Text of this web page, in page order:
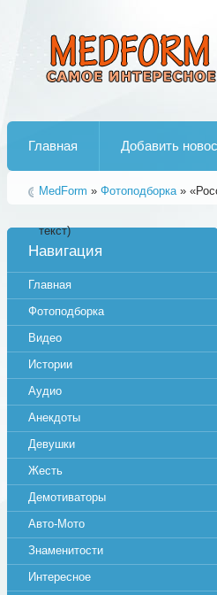
Главная Добавить
MedForm » Фотоподборка»
текст)
Навигация
Главная
Фотоподборка
Видео
Истории
Аудио
Анекдоты
Девушки
Жесть
Демотиваторы
Авто-Мото
Знаменитости
Интересное